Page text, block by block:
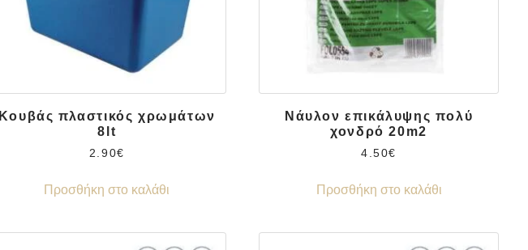
Κουβάς πλαστικός χρωμάτων
8lt
2.90€
Προσθήκη στο καλάθι
Νάυλον επικάλυψης πολύ
χονδρό 20m2
4.50€
Προσθήκη στο καλάθι